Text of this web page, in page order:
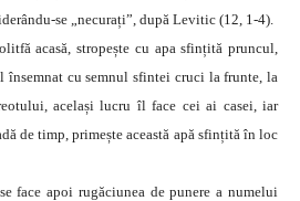
se „necurați”, după Levitic (12, 1-4).
acasă, stropește cu apa sfințită pruncul,
însemnat cu semnul sfintei cruci la frunte, la
același lucru îl face cei ai casei, iar
de timp, primește această apă sfințită în loc
face apoi rugăciunea de punere a numelui